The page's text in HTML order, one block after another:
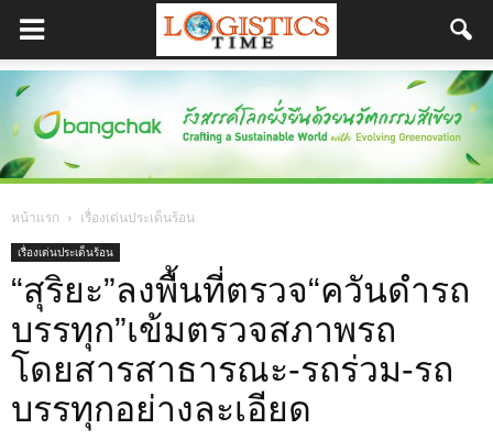
หน้าแรก เรื่องเด่นประเด็นร้อน
เรื่องเด่นประเด็นร้อน
“สุริยะ”ลงพื้นที่ตรวจ“ควันดำรถ
บรรทุก”เข้มตรวจสภาพรถ
โดยสารสาธารณะ-รถร่วม-รถ
บรรทุกอย่างละเอียด